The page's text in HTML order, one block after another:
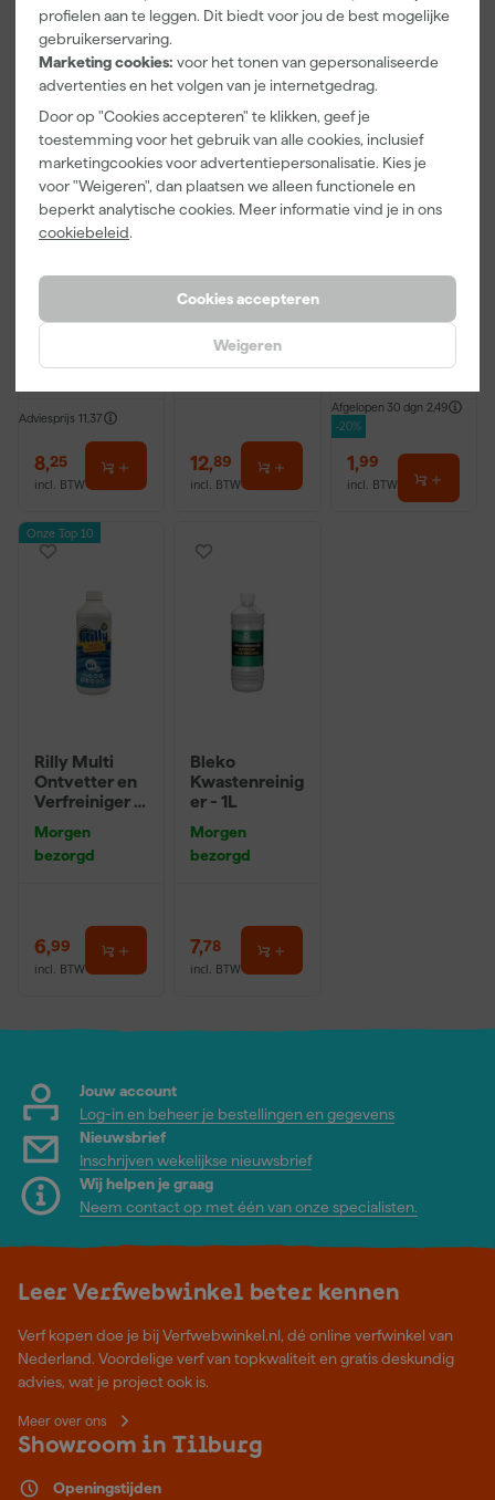
profielen aan te leggen. Dit biedt voor jou de best mogelijke
gebruikerservaring.
Marketing cookies: voor het tonen van gepersonaliseerde
advertenties en het volgen van je internetgedrag.
Door op "Cookies accepteren" te klikken, geef je
toestemming voor het gebruik van alle cookies, inclusief
marketingcookies voor advertentiepersonalisatie. Kies je
voor "Weigeren", dan plaatsen we alleen functionele en
beperkt analytische cookies. Meer informatie vind je in ons
cookiebeleid.
Cookies accepteren
Weigeren
Je koopt deze transparante hoogglans buitenlak voor hout
gemakkelijk bij Verfwebwinkel. Deze verf wordt op kleur
gemengd en kan niet geretourneerd worden. Is er iets mis met
de kleur neem dan contact op met de klantenservice. Wil je
Onze Top 10
Staalmeester
ast Pro-
bezorgd
Adviesprijs 11,37
8,25
incl. BTW
Staalmeester
Lyonse
Hybrid 2024 -
Morgen
bezorgd
12,89
incl. BTW
Anza PRO
bezorgd
Afgelopen 30 dgn 2,49
-20%
1,99
incl. BTW
Onze Top 10
Rilly Multi
Ontvetter en
Verfreiniger –
Morgen
bezorgd
6,99
incl. BTW
Bleko
Kwastenreinig
er - 1L
Morgen
bezorgd
7,78
incl. BTW
Jouw account
Log-in en beheer je bestellingen en gegevens
Nieuwsbrief
Inschrijven wekelijkse nieuwsbrief
Wij helpen je graag
Neem contact op met één van onze specialisten.
Leer Verfwebwinkel beter kennen
Verf kopen doe je bij Verfwebwinkel.nl, dé online verfwinkel van
Nederland. Voordelige verf van topkwaliteit en gratis deskundig
advies, wat je project ook is.
Meer over ons
Showroom in Tilburg
Openingstijden